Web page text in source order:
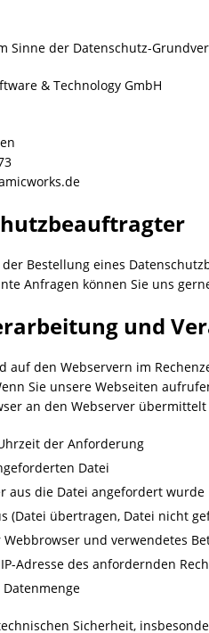
Sinne der Datenschutz-
& Technology GmbH
Bestellung eines
Anfragen können Sie uns
und
auf den Webservern im
Sie unsere Webseiten
an den Webserver
der Anforderung
Datei
aus die Datei angefordert wurde
(Datei übertragen, Datei nicht
und verwendetes
Adresse des anfordernden
Sicherheit,